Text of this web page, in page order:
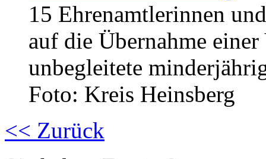
15 Ehrenamtlerinnen
auf die Übernahme
unbegleitete
Foto: Kreis Heinsberg
<< Zurück